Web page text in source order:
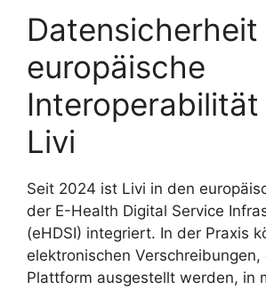
Datensicherheit
europäische
Interoperabilität
Livi
Seit 2024 ist Livi in den
der E-Health Digital Service
(eHDSI) integriert. In der Praxis
elektronischen
Plattform ausgestellt werden, in